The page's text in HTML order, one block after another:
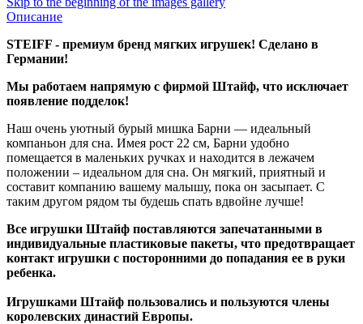
Описание
STEIFF - премиум бренд мягких игрушек! Сделано в
Германии!
Мы работаем напрямую с фирмой Штайф, что исключает
появление подделок!
Наш очень уютный бурый мишка Барни — идеальный
компаньон для сна. Имея рост 22 см, Барни удобно
помещается в маленьких ручках и находится в лежачем
положении – идеальном для сна. Он мягкий, приятный и
составит компанию вашему малышу, пока он засыпает. С
таким другом рядом ты будешь спать вдвойне лучше!
Все игрушки Штайф поставляются запечатанными в
индивидуальные пластиковые пакеты, что предотвращает
контакт игрушки с посторонними до попадания ее в руки
ребенка.
Игрушками Штайф пользовались и пользуются члены
королевских династий Европы.